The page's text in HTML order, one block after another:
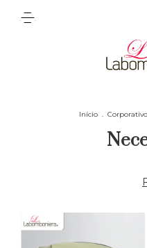
Início . Corporativo